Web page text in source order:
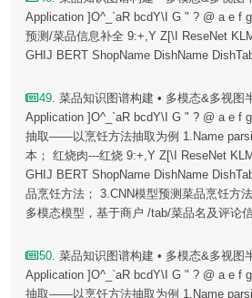
Application ]O^_`aR bcdY\I G " ? @ a e f
预测/菜品信息补全 9:+,Y Z[\I ReseNet
GHIJ BERT ShopName DishName
49. 菜品知识图谱构建 • 多模态&多视
Application ]O^_`aR bcdY\I G " ? @ a e f
抽取——以烹饪方法抽取为例 1.Name
本； 红烧肉---红烧 9:+,Y Z[\I ReseNet
GHIJ BERT ShopName DishName
品烹饪方法； 3.CNN模型预测菜品烹饪方
多模态模型，基于商户 /tab/菜品名及评论
50. 菜品知识图谱构建 • 多模态&多视
Application ]O^_`aR bcdY\I G " ? @ a e f
抽取——以烹饪方法抽取为例 1.Name